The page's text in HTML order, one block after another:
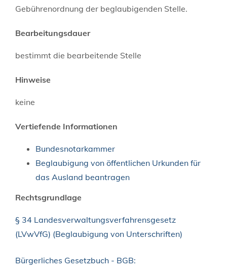
Gebührenordnung der beglaubigenden Stelle.
Bearbeitungsdauer
bestimmt die bearbeitende Stelle
Hinweise
keine
Vertiefende Informationen
Bundesnotarkammer
Beglaubigung von öffentlichen Urkunden für
das Ausland beantragen
Rechtsgrundlage
§ 34 Landesverwaltungsverfahrensgesetz
(LVwVfG) (Beglaubigung von Unterschriften)
Bürgerliches Gesetzbuch - BGB: